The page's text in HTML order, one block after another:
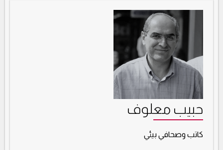
حبيب معلوف
كاتب وصحافي بيئي